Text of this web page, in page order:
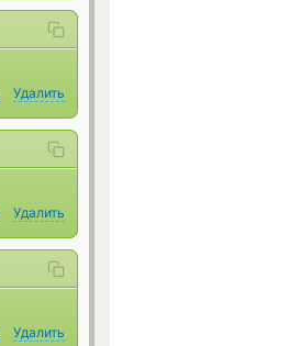
Удалить
Удалить
Удалить